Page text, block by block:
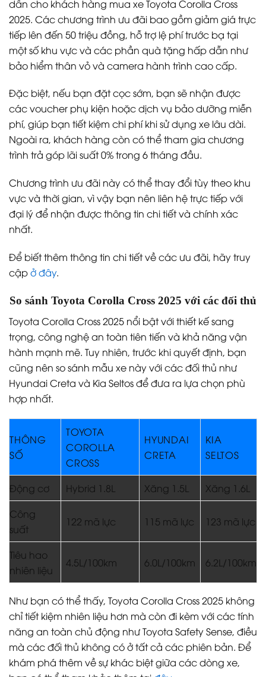
dẫn cho khách hàng mua xe Toyota Corolla Cross
2025. Các chương trình ưu đãi bao gồm giảm giá trực
tiếp lên đến 50 triệu đồng, hỗ trợ lệ phí trước bạ tại
một số khu vực và các phần quà tặng hấp dẫn như
bảo hiểm thân vỏ và camera hành trình cao cấp.
Đặc biệt, nếu bạn đặt cọc sớm, bạn sẽ nhận được
các voucher phụ kiện hoặc dịch vụ bảo dưỡng miễn
phí, giúp bạn tiết kiệm chi phí khi sử dụng xe lâu dài.
Ngoài ra, khách hàng còn có thể tham gia chương
trình trả góp lãi suất 0% trong 6 tháng đầu.
Chương trình ưu đãi này có thể thay đổi tùy theo khu
vực và thời gian, vì vậy bạn nên liên hệ trực tiếp với
đại lý để nhận được thông tin chi tiết và chính xác
nhất.
Để biết thêm thông tin chi tiết về các ưu đãi, hãy truy
cậpở đây.
So sánh Toyota Corolla Cross 2025 với các đối thủ
Toyota Corolla Cross 2025 nổi bật với thiết kế sang
trọng, công nghệ an toàn tiên tiến và khả năng vận
hành mạnh mẽ. Tuy nhiên, trước khi quyết định, bạn
cũng nên so sánh mẫu xe này với các đối thủ như
Hyundai Creta và Kia Seltos để đưa ra lựa chọn phù
hợp nhất.
THÔNG
SỐ
TOYOTA
COROLLA
CROSS
HYUNDAI
CRETA
KIA
SELTOS
Động cơ Hybrid 1.8L Xăng 1.5L
Xăng 1.6L
Công
suất
122 mã lực 115 mã lực 123 mã lực
Tiêu hao
nhiên liệu
4.5L/100km 6.0L/100km 6.2L/100km
Như bạn có thể thấy, Toyota Corolla Cross 2025 không
chỉ tiết kiệm nhiên liệu hơn mà còn đi kèm với các tính
năng an toàn chủ động như Toyota Safety Sense, điều
mà các đối thủ không có ở tất cả các phiên bản. Để
khám phá thêm về sự khác biệt giữa các dòng xe,